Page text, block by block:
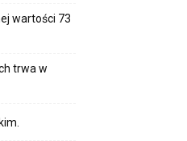
wartości 73
trwa w